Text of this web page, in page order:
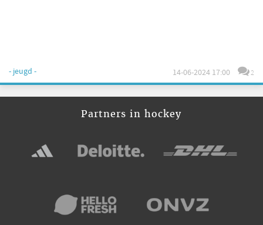
- jeugd - 14-06-2024 17:00 2
Partners in hockey